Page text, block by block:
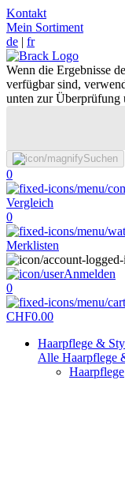
Kontakt
Mein Sortiment
de | fr
Wenn die Ergebnisse
verfügbar sind,
unten zur Überprüfung
Suchen
0
Vergleich
0
Merklisten
Anmelden
0
CHF0.00
Haarpflege &
Alle Haarpflege
Haarpflege